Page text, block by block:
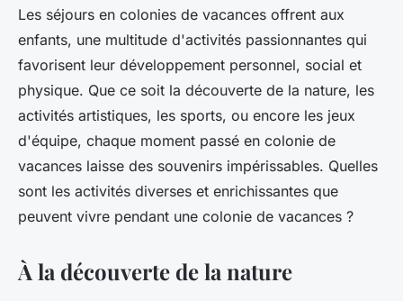
Les activités durant la colonie
de vacances
delphine•31 octobre 2024• 2 min de lecture
Les séjours en colonies de vacances offrent aux
enfants, une multitude d'activités passionnantes qui
favorisent leur développement personnel, social et
physique. Que ce soit la découverte de la nature, les
activités artistiques, les sports, ou encore les jeux
d'équipe, chaque moment passé en colonie de
vacances laisse des souvenirs impérissables. Quelles
sont les activités diverses et enrichissantes que
peuvent vivre pendant une colonie de vacances ?
À la découverte de la nature